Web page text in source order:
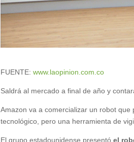
FUENTE:www.laopinion.com.co
Saldrá al mercado a final de año y
Amazon va a comercializar un robot
tecnológico, pero una herramienta de
El grupo estadounidense presentóel